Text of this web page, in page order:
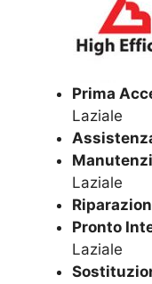
Prima
Laziale
Laziale
Pronto
Laziale